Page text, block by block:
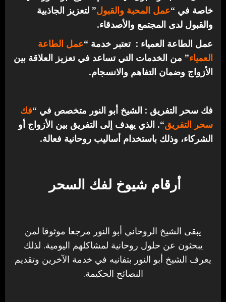
خاصة في “عمل المحبة والقبول” لتعزيز الجاذبية
والقبول لدى المجتمع والأصدقاء.
عمل الطاعة العمياء : تعتبر خدمة “عمل الطاعة
العمياء” من الخدمات التي تساعد في تعزيز العلاقة بين
الأزواج وضمان التفاهم والانسجام.
فك سحر التفريق : الشيخ أبو النور متخصص في “فك
سحر التفريق“. الذي يهدف إلى التفريق بين الأزواج أو
الشركاء، وذلك باستخدام أساليب روحانية فعالة.
أرقام شيوخ لفك السحر
يبقى الشيخ الروحاني أبو النور مرجعا موثوقا لمن
يبحثون عن حلول روحانية لمشاكلهم اليومية. لذلك
يعرف الشيخ أبو النور بتفانيه في خدمة الآخرين وتقديم
النصائح الحكيمة.